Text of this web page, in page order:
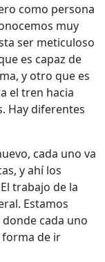
como persona
muy
ser meticuloso
es capaz de
y otro que es
el tren hacia
Hay diferentes
cada uno va
y ahí los
trabajo de la
Estamos
cada uno
forma de ir